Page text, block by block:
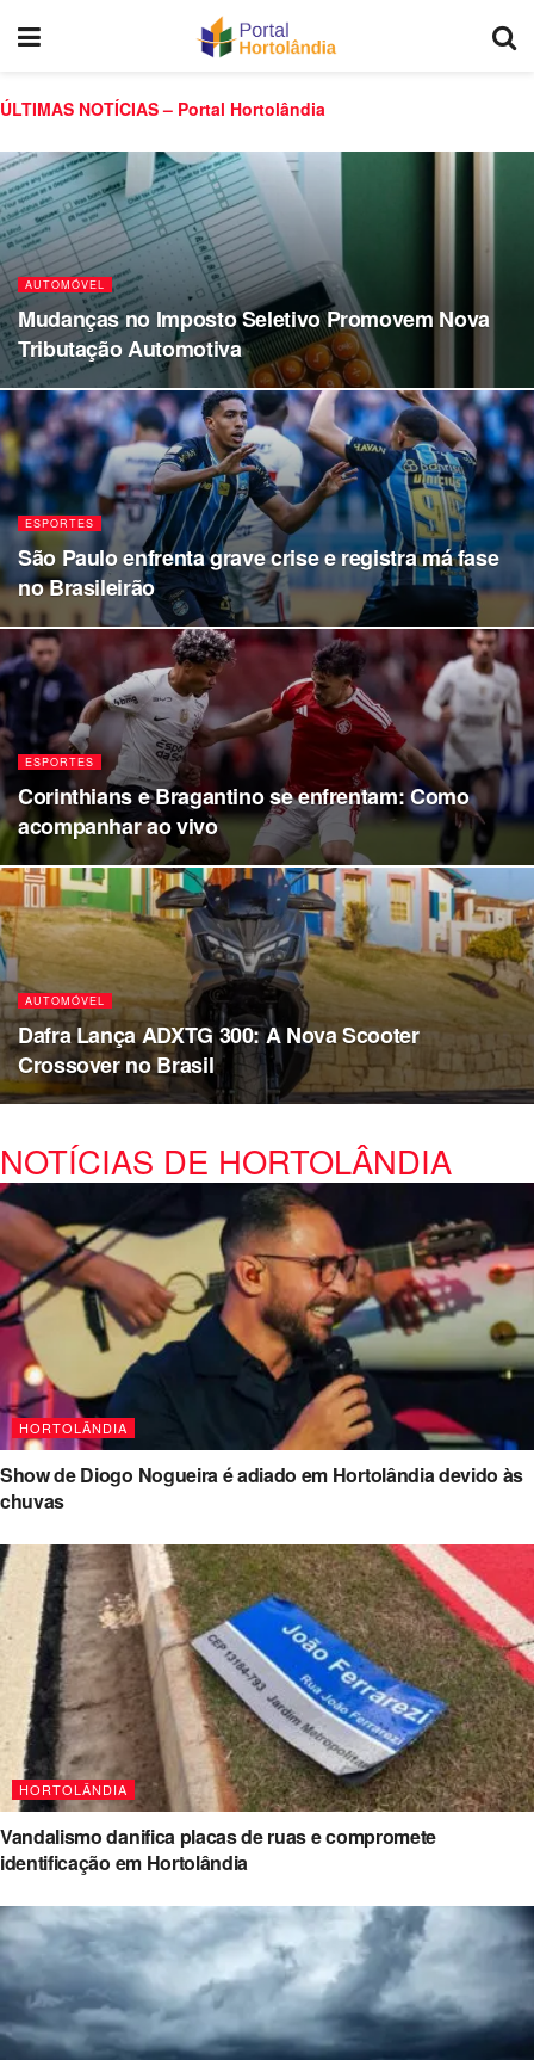
ÚLTIMAS NOTÍCIAS – Portal Hortolândia
AUTOMÓVEL
Mudanças no Imposto Seletivo Promovem Nova
Tributação Automotiva
ESPORTES
São Paulo enfrenta grave crise e registra má fase
no Brasileirão
ESPORTES
Corinthians e Bragantino se enfrentam: Como
acompanhar ao vivo
AUTOMÓVEL
Dafra Lança ADXTG 300: A Nova Scooter
Crossover no Brasil
NOTÍCIAS DE HORTOLÂNDIA
HORTOLÂNDIA
Show de Diogo Nogueira é adiado em Hortolândia devido às
chuvas
HORTOLÂNDIA
Vandalismo danifica placas de ruas e compromete
identificação em Hortolândia